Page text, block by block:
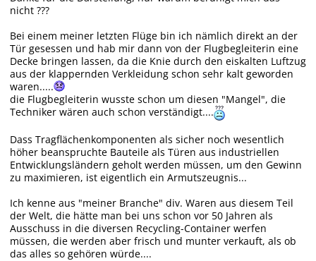
nicht ???
Bei einem meiner letzten Flüge bin ich nämlich direkt an der
Tür gesessen und hab mir dann von der Flugbegleiterin eine
Decke bringen lassen, da die Knie durch den eiskalten Luftzug
aus der klappernden Verkleidung schon sehr kalt geworden
waren.....
die Flugbegleiterin wusste schon um diesen "Mangel", die
Techniker wären auch schon verständigt....
Dass Tragflächenkomponenten als sicher noch wesentlich
höher beanspruchte Bauteile als Türen aus industriellen
Entwicklungsländern geholt werden müssen, um den Gewinn
zu maximieren, ist eigentlich ein Armutszeugnis...
Ich kenne aus "meiner Branche" div. Waren aus diesem Teil
der Welt, die hätte man bei uns schon vor 50 Jahren als
Ausschuss in die diversen Recycling-Container werfen
müssen, die werden aber frisch und munter verkauft, als ob
das alles so gehören würde....